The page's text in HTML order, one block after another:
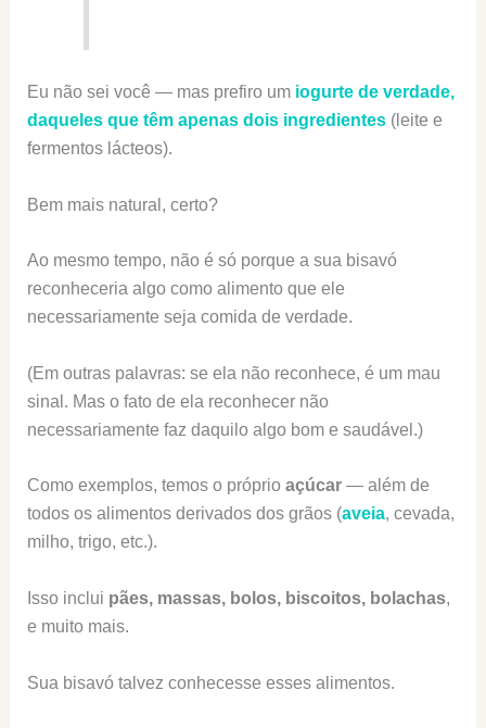
Eu não sei você — mas prefiro um iogurte de verdade,
daqueles que têm apenas dois ingredientes(leite e
fermentos lácteos).
Bem mais natural, certo?
Ao mesmo tempo, não é só porque a sua bisavó
reconheceria algo como alimento que ele
necessariamente seja comida de verdade.
(Em outras palavras: se ela não reconhece, é um mau
sinal. Mas o fato de ela reconhecer não
necessariamente faz daquilo algo bom e saudável.)
Como exemplos, temos o próprio açúcar— além de
todos os alimentos derivados dos grãos (aveia, cevada,
milho, trigo, etc.).
Isso inclui pães, massas, bolos, biscoitos, bolachas,
e muito mais.
Sua bisavó talvez conhecesse esses alimentos.